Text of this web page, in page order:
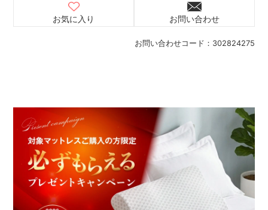
お問い合わせコード： 302824275
お気に入り お問い合わせ